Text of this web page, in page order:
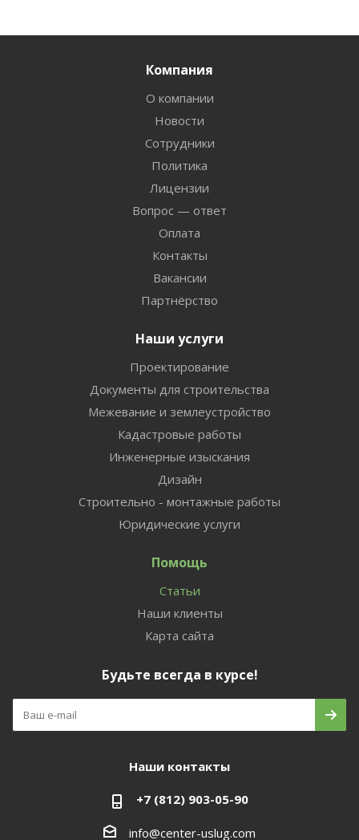
Компания
О компании
Новости
Сотрудники
Политика
Лицензии
Вопрос — ответ
Оплата
Контакты
Вакансии
Партнёрство
Наши услуги
Проектирование
Документы для строительства
Межевание и землеустройство
Кадастровые работы
Инженерные изыскания
Дизайн
Строительно - монтажные работы
Юридические услуги
Помощь
Статьи
Наши клиенты
Карта сайта
Будьте всегда в курсе!
Наши контакты
+7 (812) 903-05-90
info@center-uslug.com